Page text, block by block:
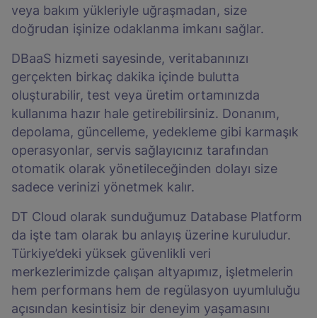
veya bakım yükleriyle uğraşmadan, size
doğrudan işinize odaklanma imkanı sağlar.
DBaaS hizmeti sayesinde, veritabanınızı
gerçekten birkaç dakika içinde bulutta
oluşturabilir, test veya üretim ortamınızda
kullanıma hazır hale getirebilirsiniz. Donanım,
depolama, güncelleme, yedekleme gibi karmaşık
operasyonlar, servis sağlayıcınız tarafından
otomatik olarak yönetileceğinden dolayı size
sadece verinizi yönetmek kalır.
DT Cloud olarak sunduğumuz Database Platform
da işte tam olarak bu anlayış üzerine kuruludur.
Türkiye’deki yüksek güvenlikli veri
merkezlerimizde çalışan altyapımız, işletmelerin
hem performans hem de regülasyon uyumluluğu
açısından kesintisiz bir deneyim yaşamasını